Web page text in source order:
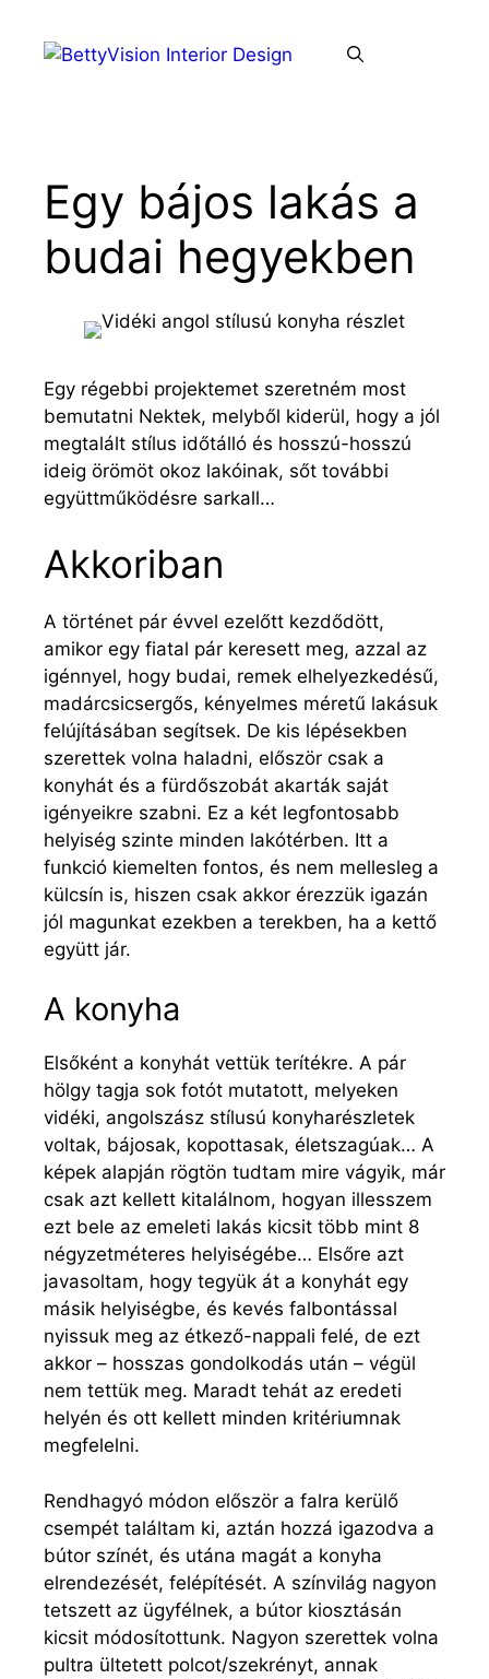
tartalomba
Egy bájos lakás a
budai hegyekben
Egy régebbi projektemet szeretném most
bemutatni Nektek, melyből kiderül, hogy a jól
megtalált stílus időtálló és hosszú-hosszú
ideig örömöt okoz lakóinak, sőt további
együttműködésre sarkall…
Akkoriban
A történet pár évvel ezelőtt kezdődött,
amikor egy fiatal pár keresett meg, azzal az
igénnyel, hogy budai, remek elhelyezkedésű,
madárcsicsergős, kényelmes méretű lakásuk
felújításában segítsek. De kis lépésekben
szerettek volna haladni, először csak a
konyhát és a fürdőszobát akarták saját
igényeikre szabni. Ez a két legfontosabb
helyiség szinte minden lakótérben. Itt a
funkció kiemelten fontos, és nem mellesleg a
külcsín is, hiszen csak akkor érezzük igazán
jól magunkat ezekben a terekben, ha a kettő
együtt jár.
A konyha
Elsőként a konyhát vettük terítékre. A pár
hölgy tagja sok fotót mutatott, melyeken
vidéki, angolszász stílusú konyharészletek
voltak, bájosak, kopottasak, életszagúak… A
képek alapján rögtön tudtam mire vágyik, már
csak azt kellett kitalálnom, hogyan illesszem
ezt bele az emeleti lakás kicsit több mint 8
négyzetméteres helyiségébe… Elsőre azt
javasoltam, hogy tegyük át a konyhát egy
másik helyiségbe, és kevés falbontással
nyissuk meg az étkező-nappali felé, de ezt
akkor – hosszas gondolkodás után – végül
nem tettük meg. Maradt tehát az eredeti
helyén és ott kellett minden kritériumnak
megfelelni.
Rendhagyó módon először a falra kerülő
csempét találtam ki, aztán hozzá igazodva a
bútor színét, és utána magát a konyha
elrendezését, felépítését. A színvilág nagyon
tetszett az ügyfélnek, a bútor kiosztásán
kicsit módosítottunk. Nagyon szerettek volna
pultra ültetett polcot/szekrényt, annak